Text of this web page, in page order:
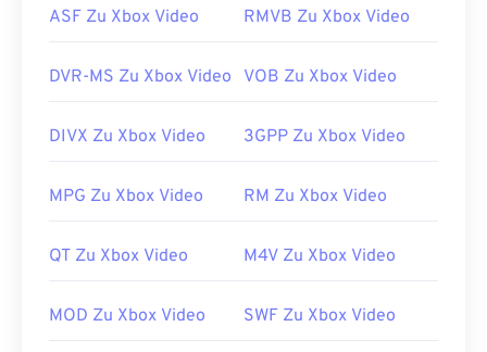
ASF Zu Xbox Video RMVB Zu Xbox Video
DVR-MS Zu Xbox Video VOB Zu Xbox Video
DIVX Zu Xbox Video 3GPP Zu Xbox Video
MPG Zu Xbox Video RM Zu Xbox Video
QT Zu Xbox Video M4V Zu Xbox Video
MOD Zu Xbox Video SWF Zu Xbox Video